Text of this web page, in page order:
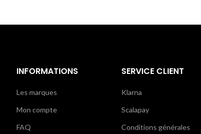
INFORMATIONS
Les marques
Mon compte
FAQ
SERVICE CLIENT
Klarna
Scalapay
Conditions générales